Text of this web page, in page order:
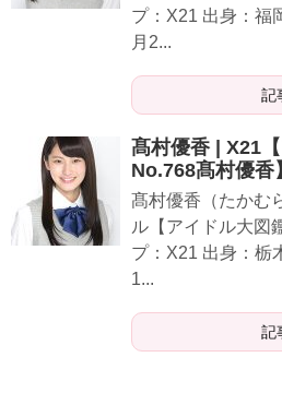
プ：X21 出身：福
月2...
記
髙村優香 | X21
No.768髙村優香】
髙村優香（たかむ
ル【アイドル大図
プ：X21 出身：栃
1...
記